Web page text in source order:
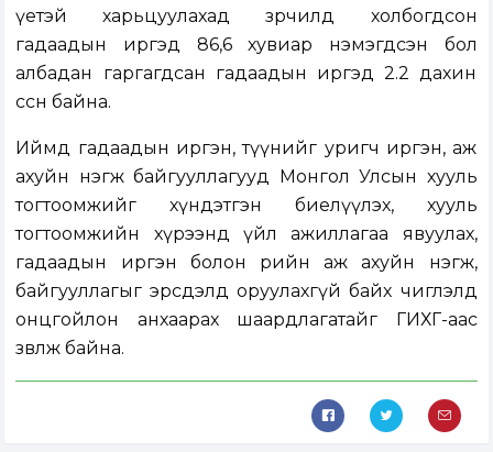
үетэй харьцуулахад зөрчилд холбогдсон
гадаадын иргэд 86,6 хувиар нэмэгдсэн бол
албадан гаргагдсан гадаадын иргэд 2.2 дахин
өссөн байна.
Иймд гадаадын иргэн, түүнийг уригч иргэн, аж
ахуйн нэгж байгууллагууд Монгол Улсын хууль
тогтоомжийг хүндэтгэн биелүүлэх, хууль
тогтоомжийн хүрээнд үйл ажиллагаа явуулах,
гадаадын иргэн болон өөрийн аж ахуйн нэгж,
байгууллагыг эрсдэлд оруулахгүй байх чиглэлд
онцгойлон анхаарах шаардлагатайг ГИХГ-аас
зөвлөж байна.